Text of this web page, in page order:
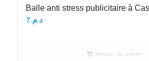
Balle anti stress publicitaire à
د.م.7
Ajouter au panier